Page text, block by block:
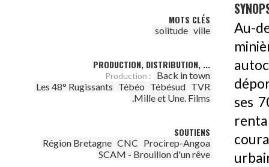
MOTS CLÉS
solitude ville
PRODUCTION, DISTRIBUTION, ...
Production :
Back in town
Les 48° Rugissants Tébéo Tébésud TVR
.Mille et Une. Films
SOUTIENS
Région Bretagne CNC Procirep-Angoa
SCAM - Brouillon d'un rêve
Au-
ses